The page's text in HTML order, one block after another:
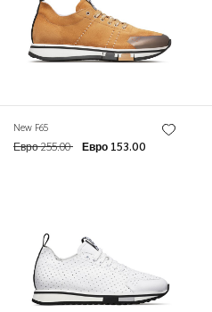
New F65
Евро 255.00 Евро 153.00